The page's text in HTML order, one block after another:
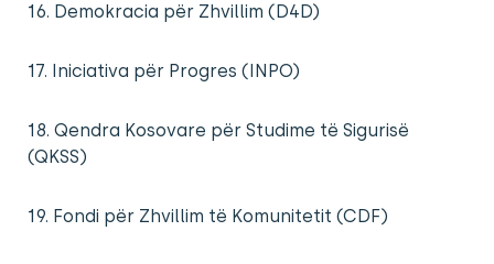
16. Demokracia për Zhvillim (D4D)
17. Iniciativa për Progres (INPO)
18. Qendra Kosovare për Studime të Sigurisë
(QKSS)
19. Fondi për Zhvillim të Komunitetit (CDF)